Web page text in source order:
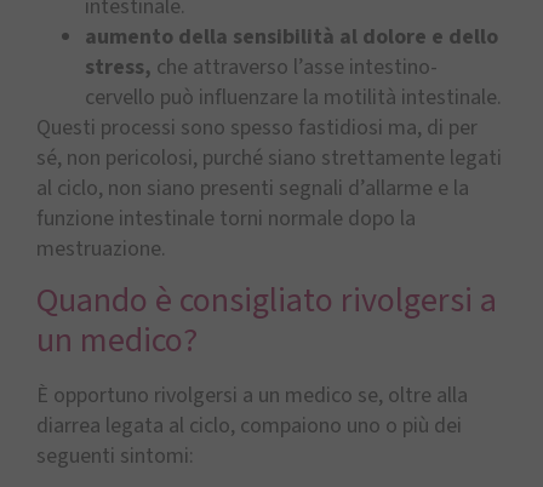
intestinale.
aumento della sensibilità al dolore e dello
stress, che attraverso l’asse intestino-
cervello può influenzare la motilità intestinale.
Questi processi sono spesso fastidiosi ma, di per
sé, non pericolosi, purché siano strettamente legati
al ciclo, non siano presenti segnali d’allarme e la
funzione intestinale torni normale dopo la
mestruazione.
Quando è consigliato rivolgersi a
un medico?
È opportuno rivolgersi a un medico se, oltre alla
diarrea legata al ciclo, compaiono uno o più dei
seguenti sintomi: